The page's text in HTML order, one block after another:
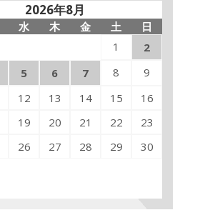
2026年8月
水 木 金 土
日
1
2
5 6 7 8
9
12 13 14 15
16
19 20 21 22
23
26 27 28 29
30